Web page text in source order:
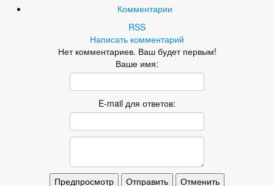
Комментарии
RSS
Написать комментарий
Нет комментариев. Ваш будет первым!
Ваше имя:
E-mail для ответов: